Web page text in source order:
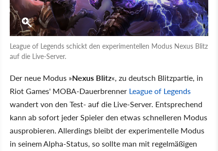
League of Legends schickt den experimentellen Modus Nexus Blitz
auf die Live-Server.
Der neue Modus »Nexus Blitz«, zu deutsch Blitzpartie, in
Riot Games' MOBA-Dauerbrenner League of Legends
wandert von den Test- auf die Live-Server. Entsprechend
kann ab sofort jeder Spieler den etwas schnelleren Modus
ausprobieren. Allerdings bleibt der experimentelle Modus
in seinem Alpha-Status, so sollte man mit regelmäßigen